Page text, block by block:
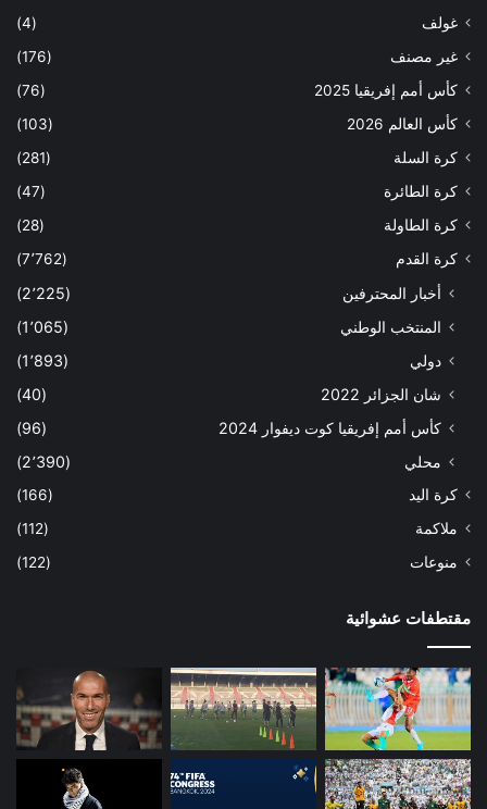
غولف
(4)
غير مصنف
(176)
كأس أمم إفريقيا 2025
(76)
كأس العالم 2026
(103)
كرة السلة
(281)
كرة الطائرة
(47)
كرة الطاولة
(28)
كرة القدم
(7٬762)
أخبار المحترفين
(2٬225)
المنتخب الوطني
(1٬065)
دولي
(1٬893)
شان الجزائر 2022
(40)
كأس أمم إفريقيا كوت ديفوار 2024
(96)
محلي
(2٬390)
كرة اليد
(166)
ملاكمة
(112)
منوعات
(122)
مقتطفات عشوائية